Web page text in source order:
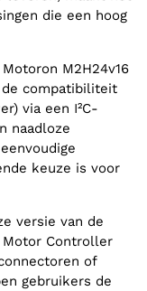
die een hoog
M2H24v16
compatibiliteit
via een I²C-
naadloze
keuze is voor
versie van de
Motor Controller
of
gebruikers de